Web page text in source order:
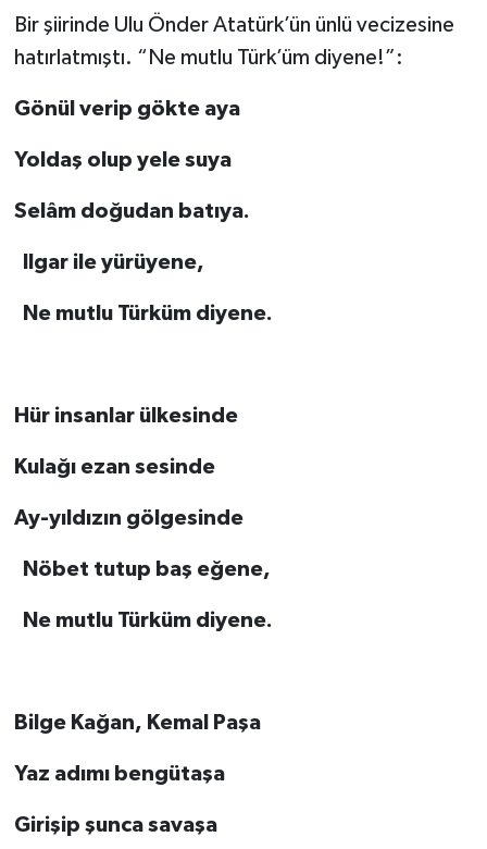
Bir şiirinde Ulu Önder Atatürk’ün ünlü vecizesine
hatırlatmıştı. “Ne mutlu Türk’üm diyene!”:
Gönül verip gökte aya
Yoldaş olup yele suya
Selâm doğudan batıya.
Ilgar ile yürüyene,
Ne mutlu Türküm diyene.
Hür insanlar ülkesinde
Kulağı ezan sesinde
Ay-yıldızın gölgesinde
Nöbet tutup baş eğene,
Ne mutlu Türküm diyene.
Bilge Kağan, Kemal Paşa
Yaz adımı bengütaşa
Girişip şunca savaşa